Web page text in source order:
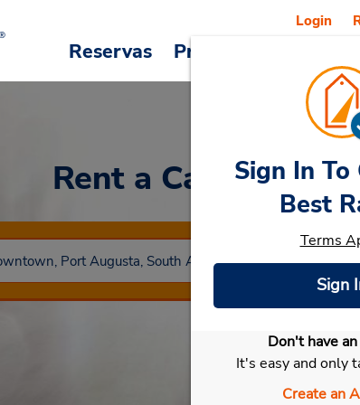
Reservas Promoções
Login
Rent a Car at
Selecionar
Sign In To
Best
Terms
Sign
Don't have an
It's easy and only
Create an